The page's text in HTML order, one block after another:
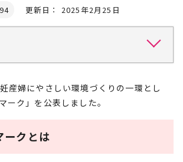
更新日： 2025年2月25日
産婦にやさしい環境づくりの一環とし
ーク」を公表しました。
ークとは